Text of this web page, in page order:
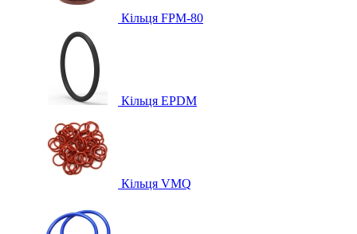
Кільця FPM-80
Кільця EPDM
Кільця VMQ